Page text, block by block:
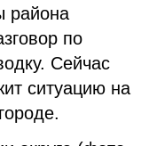
района
по
Сейчас
ситуацию на